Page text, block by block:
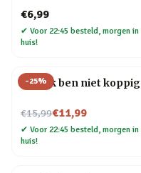
€6,99
✔ Voor 22:45 besteld, morgen in
huis!
-25%
Mok Ik ben niet koppig
€15,99
Nu voor€11,99
✔ Voor 22:45 besteld, morgen in
huis!